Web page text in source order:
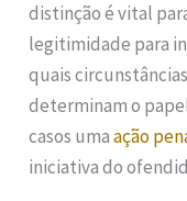
distinção é vital
legitimidade para
quais
determinam o
casos umaação
iniciativa do